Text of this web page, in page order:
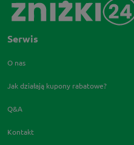
Serwis
O nas
Jak działają kupony rabatowe?
Q&A
Kontakt